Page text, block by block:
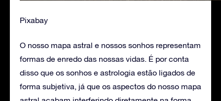
Pixabay
O nosso mapa astral e nossos sonhos representam
formas de enredo das nossas vidas. É por conta
disso que os sonhos e astrologia estão ligados de
forma subjetiva, já que os aspectos do nosso mapa